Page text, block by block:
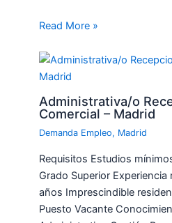
Read More »
Administrativa/o
Comercial – Madrid
Demanda Empleo, Madrid
Requisitos Estudios
Grado Superior
años Imprescindible
Puesto Vacante